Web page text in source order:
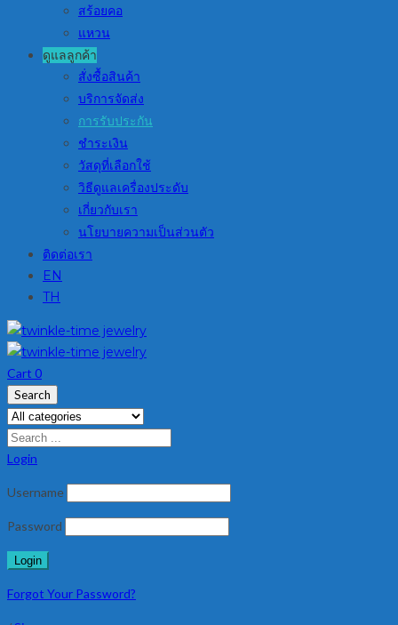
สร้อยคอ
แหวน
ดูแลลูกค้า
สั่งซื้อสินค้า
บริการจัดส่ง
การรับประกัน
ชำระเงิน
วัสดุที่เลือกใช้
วิธีดูแลเครื่องประดับ
เกี่ยวกับเรา
นโยบายความเป็นส่วนตัว
ติดต่อเรา
EN
TH
Cart 0
Search
Login
Username
Password
Forgot Your Password?